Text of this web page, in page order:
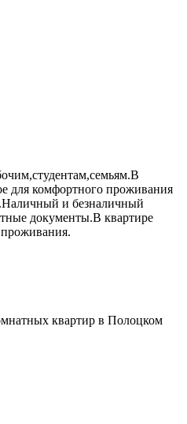
для комфортного проживания
и безналичный
документы.В квартире
проживания.
квартир в Полоцком